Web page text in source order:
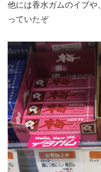
他には香水ガムのイブや
っていたぞ